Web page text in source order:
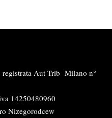
registrata Aut-Trib Milano n°
14250480960
Nizegorodcew